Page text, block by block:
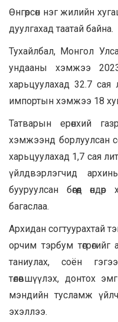
Өнгөрсөн нэг жилийн
дуулгахад таатай байна.
Тухайлбал, Монгол
ундааны хэмжээ
харьцуулахад 32.7 сая
импортын хэмжээ 18
Татварын ерөнхий
хэмжээнд борлуулсан
харьцуулахад 1,7 сая
үйлдвэрлэгчид
бууруулсан бөгөөд
багаслаа.
Архидан согтуурахтай
орчим тэрбум төгрөгийг
таниулах, соён
төлөвшүүлэх, донтох
мэндийн тусламж
эхэллээ.